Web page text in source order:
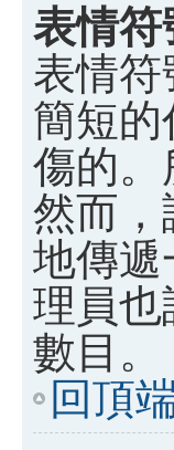
表情符
表情
簡短
傷的。
然而，
地傳遞
理員也
數目。
回頂